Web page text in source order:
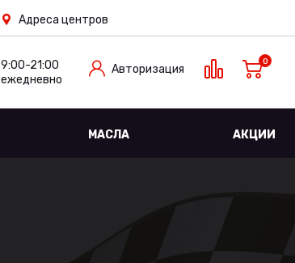
Адреса центров
9:00-21:00
ежедневно
Авторизация
0
МАСЛА АКЦИИ